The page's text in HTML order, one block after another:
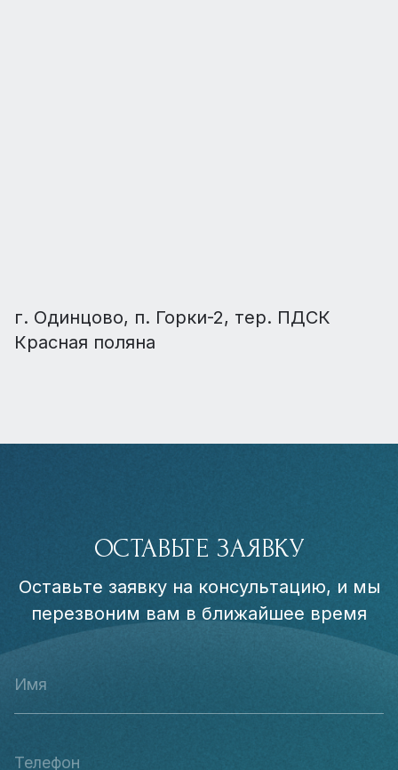
г. Одинцово, п. Горки-2, тер. ПДСК
Красная поляна
ОСТАВЬТЕ ЗАЯВКУ
Оставьте заявку на консультацию, и мы
перезвоним вам в ближайшее время